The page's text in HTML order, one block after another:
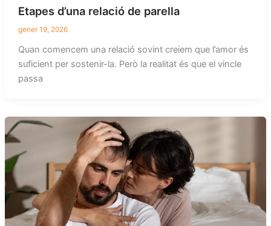
Etapes d’una relació de parella
gener 19, 2026
Quan comencem una relació sovint creiem que l’amor és
suficient per sostenir-la. Però la realitat és que el vincle
passa